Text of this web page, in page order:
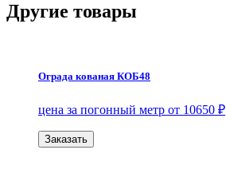
Другие товары
Ограда кованая КОБ48
цена за погонный метр от 10650 ₽
Заказать